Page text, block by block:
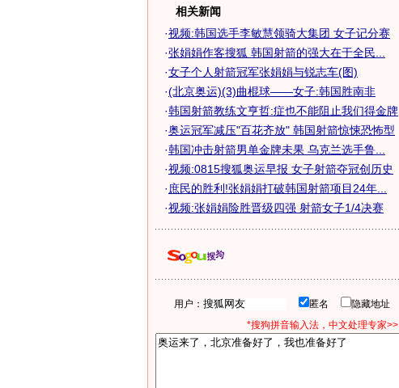
相关新闻
·视频:韩国选手李敏慧领骑大集团 女子记分赛
·张娟娟作客搜狐 韩国射箭的强大在于全民...
·女子个人射箭冠军张娟娟与锐志车(图)
·(北京奥运)(3)曲棍球——女子:韩国胜南非
·韩国射箭教练文亨哲:症也不能阻止我们得金牌
·奥运冠军减压"百花齐放" 韩国射箭惊悚恐怖型
·韩国冲击射箭男单金牌未果 乌克兰选手鲁...
·视频:0815搜狐奥运早报 女子射箭夺冠创历史
· 庶民的胜利!张娟娟打破韩国射箭项目24年...
·视频:张娟娟险胜晋级四强 射箭女子1/4决赛
用户： 匿名 隐藏地址
*搜狗拼音输入法，中文处理专家>>